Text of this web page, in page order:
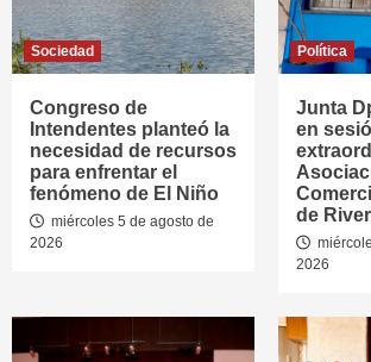
Sociedad
Congreso de
Intendentes planteó la
necesidad de recursos
para enfrentar el
fenómeno de El Niño
miércoles 5 de agosto de
2026
Política
Junta
en
de
2026